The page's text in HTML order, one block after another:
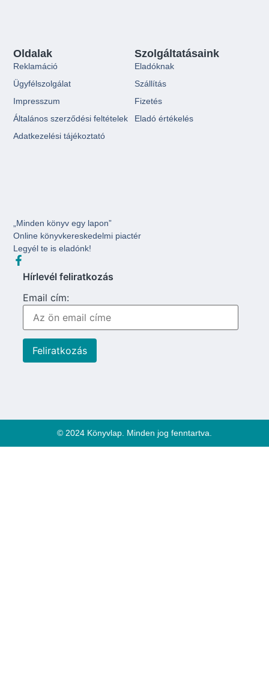
„Minden könyv egy lapon”
Online könyvkereskedelmi piactér
Legyél te is eladónk!
Hírlevél feliratkozás
Email cím:
Szolgáltatásaink
Eladóknak
Szállítás
Fizetés
Eladó értékelés
Oldalak
Reklamáció
Ügyfélszolgálat
Impresszum
Általános szerződési feltételek
Adatkezelési tájékoztató
© 2024 Könyvlap. Minden jog fenntartva.